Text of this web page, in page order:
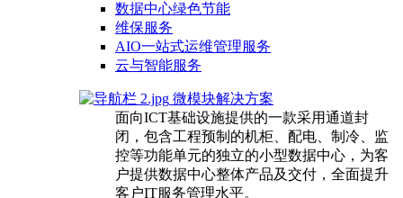
数据中心绿色节能
维保服务
AIO一站式运维管理服务
云与智能服务
微模块解决方案
面向ICT基础设施提供的一款采用通道封
闭，包含工程预制的机柜、配电、制冷、监
控等功能单元的独立的小型数据中心，为客
户提供数据中心整体产品及交付，全面提升
客户IT服务管理水平。